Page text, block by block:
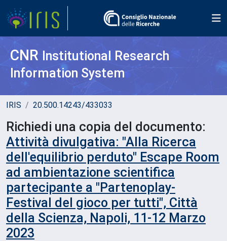
CNR Institutional Research
Information System
IRIS 20.500.14243/433033
Richiedi una copia del documento:
Attività divulgativa: "Alla Ricerca
dell'equilibrio perduto" Escape Room
ad ambientazione scientifica
partecipante a "Partenoplay-
Festival del gioco per tutti", Città
della Scienza, Napoli, 11-12 Marzo
2023